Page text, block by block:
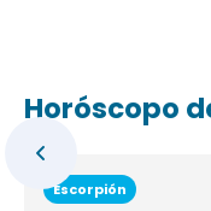
Horóscopo
Escorpión